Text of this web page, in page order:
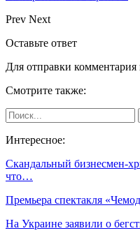
Prev Next
Оставьте ответ
Для отправки
Смотрите также:
Интересное:
Скандальный бизнесмен-
что…
Премьера спектакля
На Украине заявили о